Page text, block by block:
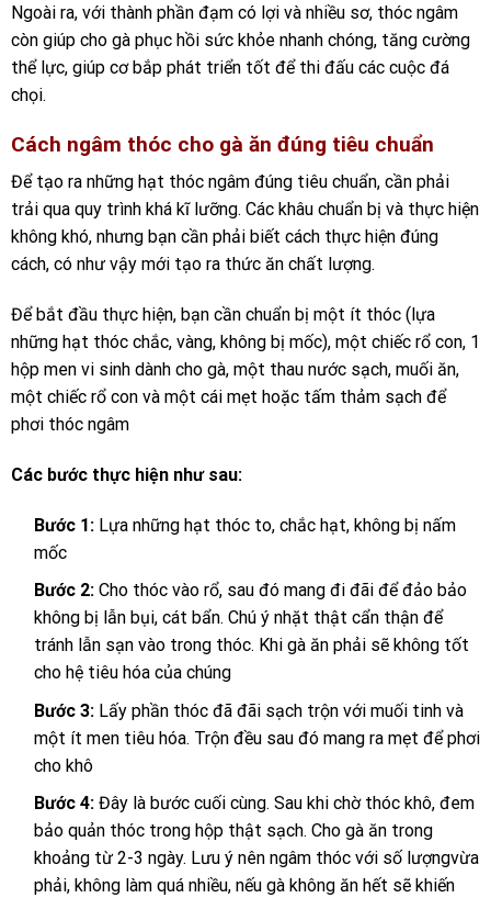
Ngoài ra, với thành phần đạm có lợi và nhiều sơ, thóc ngâm
còn giúp cho gà phục hồi sức khỏe nhanh chóng, tăng cường
thể lực, giúp cơ bắp phát triển tốt để thi đấu các cuộc đá
chọi.
Cách ngâm thóc cho gà ăn đúng tiêu chuẩn
Để tạo ra những hạt thóc ngâm đúng tiêu chuẩn, cần phải
trải qua quy trình khá kĩ lưỡng. Các khâu chuẩn bị và thực hiện
không khó, nhưng bạn cần phải biết cách thực hiện đúng
cách, có như vậy mới tạo ra thức ăn chất lượng.
Để bắt đầu thực hiện, bạn cần chuẩn bị một ít thóc (lựa
những hạt thóc chắc, vàng, không bị mốc), một chiếc rổ con, 1
hộp men vi sinh dành cho gà, một thau nước sạch, muối ăn,
một chiếc rổ con và một cái mẹt hoặc tấm thảm sạch để
phơi thóc ngâm
Các bước thực hiện như sau:
Bước 1: Lựa những hạt thóc to, chắc hạt, không bị nấm
mốc
Bước 2: Cho thóc vào rổ, sau đó mang đi đãi để đảo bảo
không bị lẫn bụi, cát bẩn. Chú ý nhặt thật cẩn thận để
tránh lẫn sạn vào trong thóc. Khi gà ăn phải sẽ không tốt
cho hệ tiêu hóa của chúng
Bước 3: Lấy phần thóc đã đãi sạch trộn với muối tinh và
một ít men tiêu hóa. Trộn đều sau đó mang ra mẹt để phơi
cho khô
Bước 4: Đây là bước cuối cùng. Sau khi chờ thóc khô, đem
bảo quản thóc trong hộp thật sạch. Cho gà ăn trong
khoảng từ 2-3 ngày. Lưu ý nên ngâm thóc với số lượngvừa
phải, không làm quá nhiều, nếu gà không ăn hết sẽ khiến